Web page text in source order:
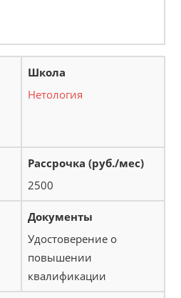
Нетология
2500
Удостоверение о
повышении
квалификации